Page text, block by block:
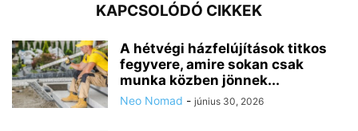
KAPCSOLÓDÓ CIKKEK
A hétvégi házfelújítások titkos
fegyvere, amire sokan csak
munka közben jönnek...
Neo Nomad - június 30, 2026